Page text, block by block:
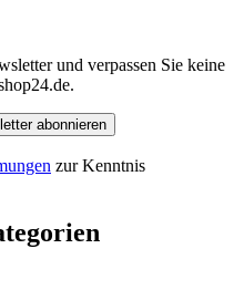
und verpassen Sie keine
abonnieren
zur Kenntnis